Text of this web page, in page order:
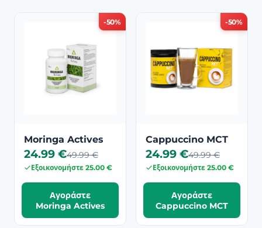
-50%
Moringa Actives
24.99 €49.99 €
Εξοικονομήστε 25.00 €
Αγοράστε
Moringa Actives
-50%
Cappuccino MCT
24.99 €49.99 €
Εξοικονομήστε 25.00 €
Αγοράστε
Cappuccino MCT